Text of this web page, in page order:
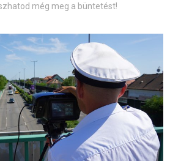
még meg a büntetést!